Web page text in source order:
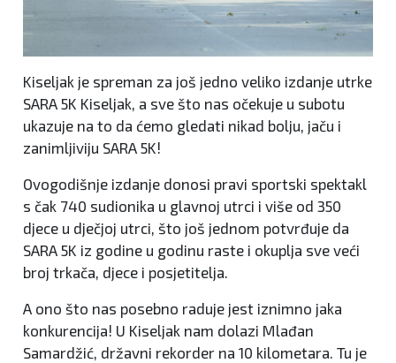
Kiseljak je spreman za još jedno veliko izdanje utrke
SARA 5K Kiseljak, a sve što nas očekuje u subotu
ukazuje na to da ćemo gledati nikad bolju, jaču i
zanimljiviju SARA 5K!
Ovogodišnje izdanje donosi pravi sportski spektakl
s čak 740 sudionika u glavnoj utrci i više od 350
djece u dječjoj utrci, što još jednom potvrđuje da
SARA 5K iz godine u godinu raste i okuplja sve veći
broj trkača, djece i posjetitelja.
A ono što nas posebno raduje jest iznimno jaka
konkurencija! U Kiseljak nam dolazi Mlađan
Samardžić, državni rekorder na 10 kilometara. Tu je